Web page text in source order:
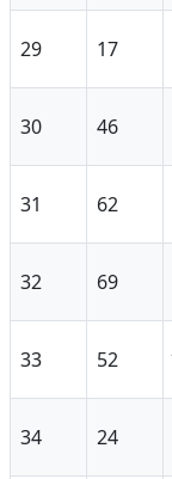
29 17
30 46
31 62
32 69
33 52
34 24